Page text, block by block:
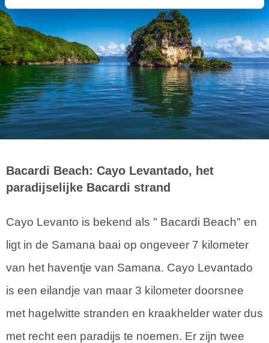
Bacardi Beach: Cayo Levantado, het
paradijselijke Bacardi strand
Cayo Levanto is bekend als " Bacardi Beach" en
ligt in de Samana baai op ongeveer 7 kilometer
van het haventje van Samana. Cayo Levantado
is een eilandje van maar 3 kilometer doorsnee
met hagelwitte stranden en kraakhelder water dus
met recht een paradijs te noemen. Er zijn twee